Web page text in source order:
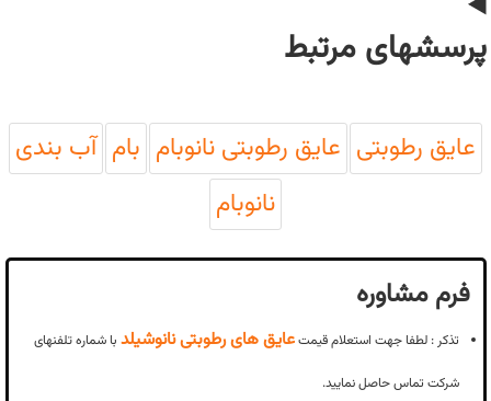
پرسشهای مرتبط
عایق رطوبتی عایق رطوبتی نانوبام بام آب بندی
نانوبام
فرم مشاوره
تذکر : لطفا جهت استعلام قیمتعایق های رطوبتی نانوشیلد با شماره تلفنهای
شرکت تماس حاصل نمایید.